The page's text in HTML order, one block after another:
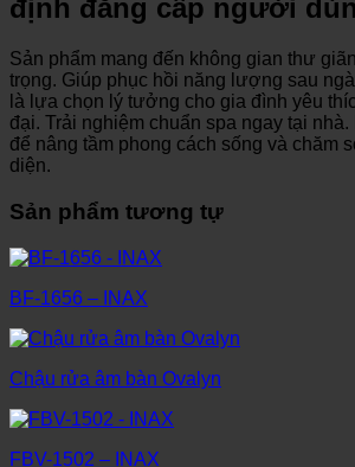
định đẳng cấp người
Sản phẩm mang đến không gian thư
trọng. Giúp phục hồi năng lượng sau
là lựa chọn lý tưởng cho gia đình yêu
đại. Trải nghiệm chuẩn spa ngay tại
để nâng tầm phong cách sống và chăm
diện.
Sản phẩm tương tự
BF-1656 – INAX
Chậu rửa âm bàn Ovalyn
FBV-1502 – INAX